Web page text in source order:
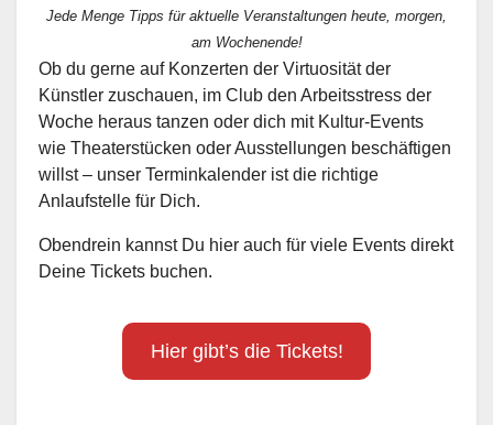
Jede Menge Tipps für aktuelle Veranstaltungen heute, morgen,
am Wochenende!
Ob du gerne auf Konzerten der Virtuosität der
Künstler zuschauen, im Club den Arbeitsstress der
Woche heraus tanzen oder dich mit Kultur-Events
wie Theaterstücken oder Ausstellungen beschäftigen
willst – unser Terminkalender ist die richtige
Anlaufstelle für Dich.
Obendrein kannst Du hier auch für viele Events direkt
Deine Tickets buchen.
Hier gibt’s die Tickets!